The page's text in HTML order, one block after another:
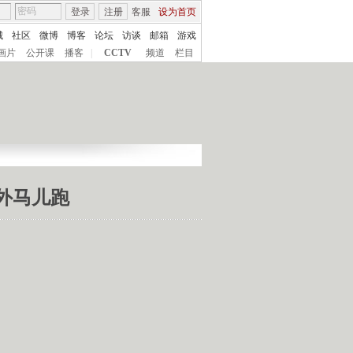
客服 设为首页
登录 注册
社区 微博 博客 论坛 访谈 邮箱
游戏
片
公开课 播客 CCTV 频道 栏目
马儿跑